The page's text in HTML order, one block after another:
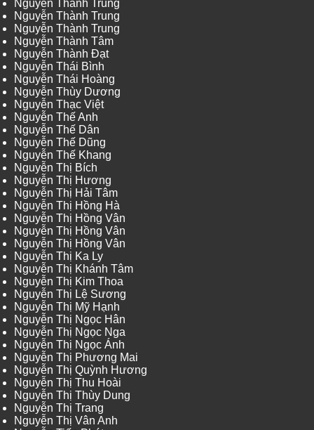
Nguyễn Thành Trung
Nguyễn Thành Trung
Nguyễn Thành Trung
Nguyễn Thành Tâm
Nguyễn Thành Đạt
Nguyễn Thái Bình
Nguyễn Thái Hoàng
Nguyễn Thùy Dương
Nguyễn Thạc Việt
Nguyễn Thế Anh
Nguyễn Thế Dân
Nguyễn Thế Dũng
Nguyễn Thế Khang
Nguyễn Thị Bích
Nguyễn Thị Hương
Nguyễn Thị Hải Tâm
Nguyễn Thị Hồng Hà
Nguyễn Thị Hồng Vân
Nguyễn Thị Hồng Vân
Nguyễn Thị Hồng Vân
Nguyễn Thị Ka Ly
Nguyễn Thị Khánh Tâm
Nguyễn Thị Kim Thoa
Nguyễn Thị Lệ Sương
Nguyễn Thị Mỹ Hạnh
Nguyễn Thị Ngọc Hân
Nguyễn Thị Ngọc Nga
Nguyễn Thị Ngọc Ánh
Nguyễn Thị Phương Mai
Nguyễn Thị Quỳnh Hương
Nguyễn Thị Thu Hoài
Nguyễn Thị Thùy Dung
Nguyễn Thị Trang
Nguyễn Thị Vân Anh